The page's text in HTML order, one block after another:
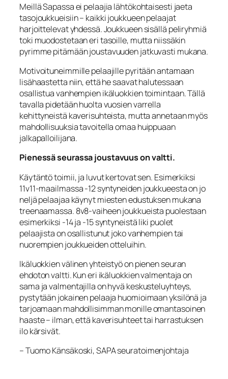
Meillä Sapassa ei pelaajia lähtökohtaisesti jaeta
tasojoukkueisiin – kaikki joukkueen pelaajat
harjoittelevat yhdessä. Joukkueen sisällä peliryhmiä
toki muodostetaan eri tasoille, mutta niissäkin
pyrimme pitämään joustavuuden jatkuvasti mukana.
Motivoituneimmille pelaajille pyritään antamaan
lisähaastetta niin, että he saavat halutessaan
osallistua vanhempien ikäluokkien toimintaan. Tällä
tavalla pidetään huolta vuosien varrella
kehittyneistä kaverisuhteista, mutta annetaan myös
mahdollisuuksia tavoitella omaa huippuaan
jalkapalloilijana.
Pienessä seurassa joustavuus on valtti.
Käytäntö toimii, ja luvut kertovat sen. Esimerkiksi
11v11-maailmassa -12 syntyneiden joukkueesta on jo
neljä pelaajaa käynyt miesten edustuksen mukana
treenaamassa. 8v8-vaiheen joukkueista puolestaan
esimerkiksi -14 ja -15 syntyneistä liki puolet
pelaajista on osallistunut joko vanhempien tai
nuorempien joukkueiden otteluihin.
Ikäluokkien välinen yhteistyö on pienen seuran
ehdoton valtti. Kun eri ikäluokkien valmentaja on
sama ja valmentajilla on hyvä keskusteluyhteys,
pystytään jokainen pelaaja huomioimaan yksilönä ja
tarjoamaan mahdollisimman monille omantasoinen
haaste – ilman, että kaverisuhteet tai harrastuksen
ilo kärsivät.
– Tuomo Känsäkoski, SAPA seuratoimenjohtaja